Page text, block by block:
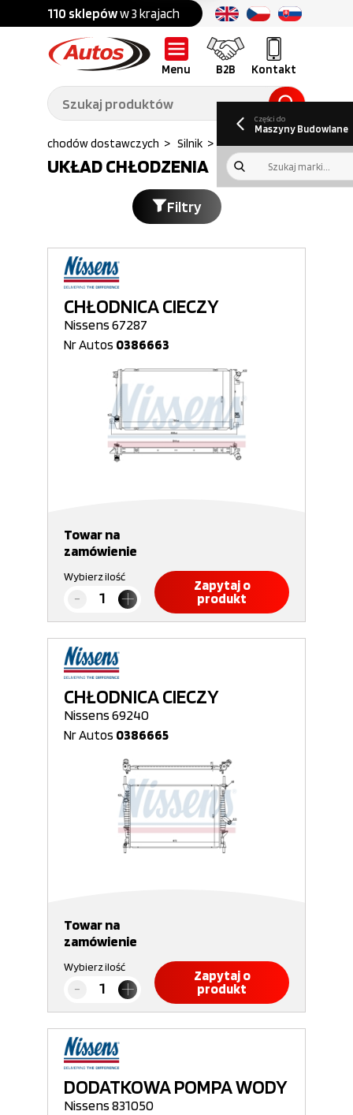
110 sklepóww 3 krajach Ponad 700 marek
Menu B2B Kontakt
Części do:
Ciężarówek,
przyczep,
naczep
Części do:
budowlanych
B2BGaleria
Oferty pracy
kwartalny
Części do
Maszyny Budowlane
do Samochodów dostawczych > Silnik > Uklad chlodzenia
UKŁAD CHŁODZENIA
Filtry
CHŁODNICA CIECZY
Nissens 67287
Nr Autos 0386663
Towar na
zamówienie
Wybierz ilość
Zapytaj o
produkt
CHŁODNICA CIECZY
Nissens 69240
Nr Autos 0386665
Towar na
zamówienie
Wybierz ilość
Zapytaj o
produkt
DODATKOWA POMPA WODY
Nissens 831050